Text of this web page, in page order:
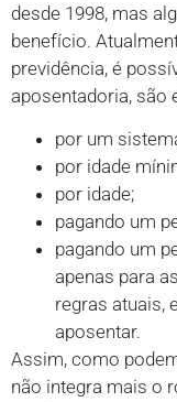
desde 1998, mas
benefício.
previdência, é
aposentadoria, são
por um
por idade
por idade;
pagando um
pagando um
apenas para
regras atuais,
aposentar.
Assim, como
não integra mais o